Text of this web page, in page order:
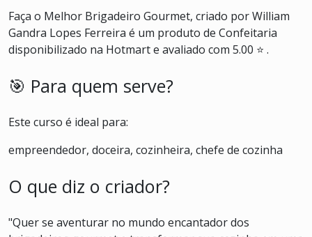
Faça o Melhor Brigadeiro Gourmet, criado por William
Gandra Lopes Ferreira é um produto de Confeitaria
disponibilizado na Hotmart e avaliado com 5.00 ⭐ .
🎯 Para quem serve?
Este curso é ideal para:
empreendedor, doceira, cozinheira, chefe de cozinha
O que diz o criador?
"Quer se aventurar no mundo encantador dos